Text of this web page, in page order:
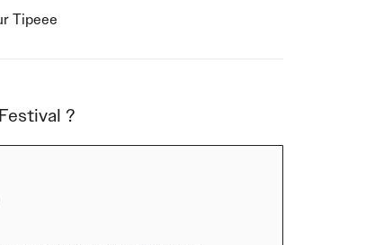
apportera une énergie collective et des
univers singulier, viendra enrichir la
la présence scénique. LB aka LABAT
et une signature sonore
offrira une dimension alternative qui
Tipeee
?